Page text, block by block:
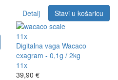
Detalj Stavi u košaricu
11x
Digitalna vaga Wacaco
exagram - 0,1g / 2kg
11x
39,90 €